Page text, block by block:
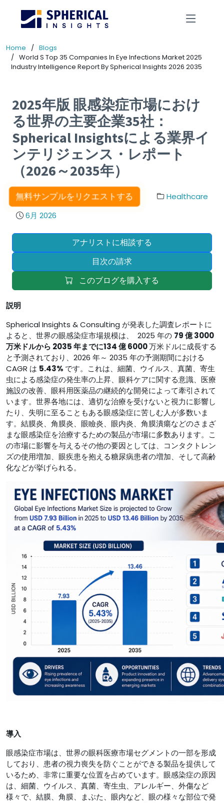
Home
Blogs
World S Top 35 Companies In Eye Infections Market 2025
Industry Intelligence Report By Spherical Insights 2026 2035
2025年版 眼感染症市場におけ
る世界の主要企業35社：
Spherical Insightsによる業界イ
ンテリジェンス・レポート
（2026～2035年）
無料サンプルをリクエストする
Healthcare
6月 2026
アナリストに相談する
目次の請求
このブログを購入する
説明
Spherical Insights & Consulting が発表した調査レポートに
よると、世界の眼感染症市場規模は、 2025 年の 79 億 3000
万米ドルから 2035 年までに134 億 6000万米ドルに成長する
と予測されており、2026 年～ 2035 年の予測期間における
CAGR は 5.43% です。これは、細菌、ウイルス、真菌、寄生
虫による感染症の発生率の上昇、眼科ケアに関する意識、医療
施設の改善、眼科用医薬品の継続的な開発によって牽引されて
います。世界各地には、適切な治療を受けないと視力に影響し
たり、失明に至ることもある眼感染症に苦しむ人が多数いま
す。結膜炎、角膜炎、眼瞼炎、眼内炎、角膜潰瘍などのさまざ
まな眼感染症を治療するための製品が市場に多数あります。こ
の市場に影響を与えるその他の要因としては、コンタクトレン
ズの使用増加、眼疾患を抱える糖尿病患者の増加、そして高齢
化などが挙げられる。
導入
眼感染症市場は、世界の眼科医療市場セグメントの一部を形成
しており、患者の視力喪失を防ぐことができる製品を提供して
いるため、非常に重要な位置を占めています。眼感染症の原因
は、細菌、ウイルス、真菌、寄生虫、アレルギー、外傷など
様々で、結膜、角膜、まぶた、眼内など、眼の様々な部位で発